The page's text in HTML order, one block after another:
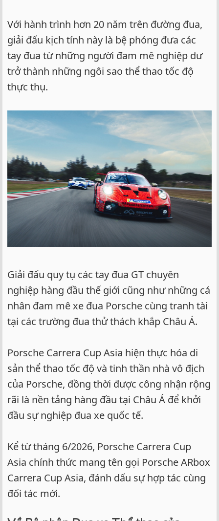
Với hành trình hơn 20 năm trên đường đua,
giải đấu kịch tính này là bệ phóng đưa các
tay đua từ những người đam mê nghiệp dư
trở thành những ngôi sao thể thao tốc độ
thực thụ.
Giải đấu quy tụ các tay đua GT chuyên
nghiệp hàng đầu thế giới cũng như những cá
nhân đam mê xe đua Porsche cùng tranh tài
tại các trường đua thử thách khắp Châu Á.
Porsche Carrera Cup Asia hiện thực hóa di
sản thể thao tốc độ và tinh thần nhà vô địch
của Porsche, đồng thời được công nhận rộng
rãi là nền tảng hàng đầu tại Châu Á để khởi
đầu sự nghiệp đua xe quốc tế.
Kể từ tháng 6/2026, Porsche Carrera Cup
Asia chính thức mang tên gọi Porsche ARbox
Carrera Cup Asia, đánh dấu sự hợp tác cùng
đối tác mới.